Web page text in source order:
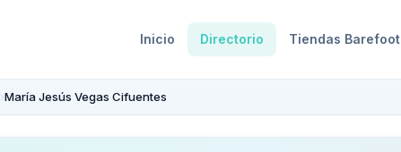
Inicio Directorio Tiendas Barefoot
›María Jesús Vegas Cifuentes